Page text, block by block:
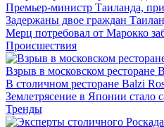
Премьер-министр Таиланда,
Задержаны двое граждан
Мерц потребовал от Марокко
Происшествия
Взрыв в московском ресторане
В столичном ресторане Balzi
Землетрясение в Японии стало
Тренды